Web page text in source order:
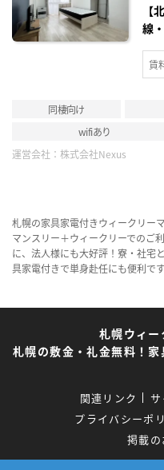
【
線
賃
同棲向け
wifiあり
運営会社： 株式会社Nexus
札幌の家具家電付きウィークリー
マンスリー＋ウィークリーでのご
に、法人様にも大好評！寮・社宅
具家電付きで単身赴任にも便利です
札幌ウィ
札幌の敷金・礼金無料！
関連リンク
プライバシーポ
掲載